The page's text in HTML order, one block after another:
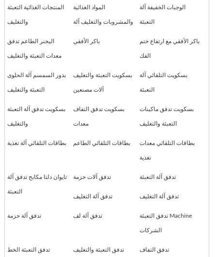
المنتجات الغذائية التعبئة
والتغليف
المواد الغذائية
والمشروبات والتغليف آلة
الوجبات الخفيفة آلة
التعبئة
اليجنر الطاعم تدفق
معدات التعبئة والتغليف
باكر الأفقي باكر الأفقي مع ارتفاع ختم
الفك
بذور السمسم آلة الحلوى
التعبئة والتغليف
بسكويت التعبئة والتغليف
آلات مصنعين
بسكويت التلقائي آلة
التعبئة
بسكويت تدفق آلة التعبئة
والتغليف
بسكويت تدفق التفاف
معدات
بسكويت تدفق ماكينات
التعبئة والتغليف
بطاقات التلقائي آلة تغذية بطاقات التلقائي الطاعم بطاقات التلقائي معدات
تغذية
تايوان دلتا مكابح تدفق آلة
التعبئة
تدفق آلات حزمة تدفق آلة التعبئة
تدفق آلة التغليف تدفق آلة التغليف
تدفق آلة حزمة تدفق آلة لف تدفق التعبئة Machine
الشركات
تدفق التعبئة الخط تدفق التعبئة والتغليف تدفق التفاف